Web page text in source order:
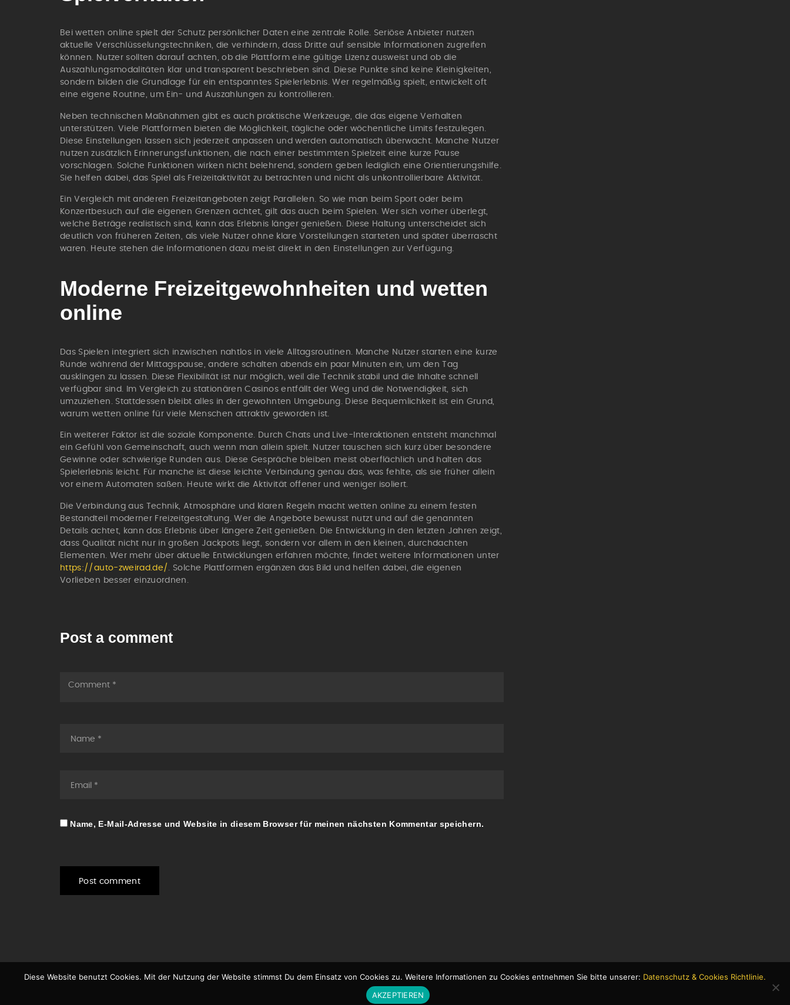
Bei wetten online spielt der Schutz persönlicher Daten eine zentrale Rolle. Seriöse Anbieter nutzen
aktuelle Verschlüsselungstechniken, die verhindern, dass Dritte auf sensible Informationen zugreifen
können. Nutzer sollten darauf achten, ob die Plattform eine gültige Lizenz ausweist und ob die
Auszahlungsmodalitäten klar und transparent beschrieben sind. Diese Punkte sind keine Kleinigkeiten,
sondern bilden die Grundlage für ein entspanntes Spielerlebnis. Wer regelmäßig spielt, entwickelt oft
eine eigene Routine, um Ein- und Auszahlungen zu kontrollieren.
Neben technischen Maßnahmen gibt es auch praktische Werkzeuge, die das eigene Verhalten
unterstützen. Viele Plattformen bieten die Möglichkeit, tägliche oder wöchentliche Limits festzulegen.
Diese Einstellungen lassen sich jederzeit anpassen und werden automatisch überwacht. Manche Nutzer
nutzen zusätzlich Erinnerungsfunktionen, die nach einer bestimmten Spielzeit eine kurze Pause
vorschlagen. Solche Funktionen wirken nicht belehrend, sondern geben lediglich eine Orientierungshilfe.
Sie helfen dabei, das Spiel als Freizeitaktivität zu betrachten und nicht als unkontrollierbare Aktivität.
Ein Vergleich mit anderen Freizeitangeboten zeigt Parallelen. So wie man beim Sport oder beim
Konzertbesuch auf die eigenen Grenzen achtet, gilt das auch beim Spielen. Wer sich vorher überlegt,
welche Beträge realistisch sind, kann das Erlebnis länger genießen. Diese Haltung unterscheidet sich
deutlich von früheren Zeiten, als viele Nutzer ohne klare Vorstellungen starteten und später überrascht
waren. Heute stehen die Informationen dazu meist direkt in den Einstellungen zur Verfügung.
Moderne Freizeitgewohnheiten und wetten
online
Das Spielen integriert sich inzwischen nahtlos in viele Alltagsroutinen. Manche Nutzer starten eine kurze
Runde während der Mittagspause, andere schalten abends ein paar Minuten ein, um den Tag
ausklingen zu lassen. Diese Flexibilität ist nur möglich, weil die Technik stabil und die Inhalte schnell
verfügbar sind. Im Vergleich zu stationären Casinos entfällt der Weg und die Notwendigkeit, sich
umzuziehen. Stattdessen bleibt alles in der gewohnten Umgebung. Diese Bequemlichkeit ist ein Grund,
warum wetten online für viele Menschen attraktiv geworden ist.
Ein weiterer Faktor ist die soziale Komponente. Durch Chats und Live-Interaktionen entsteht manchmal
ein Gefühl von Gemeinschaft, auch wenn man allein spielt. Nutzer tauschen sich kurz über besondere
Gewinne oder schwierige Runden aus. Diese Gespräche bleiben meist oberflächlich und halten das
Spielerlebnis leicht. Für manche ist diese leichte Verbindung genau das, was fehlte, als sie früher allein
vor einem Automaten saßen. Heute wirkt die Aktivität offener und weniger isoliert.
Die Verbindung aus Technik, Atmosphäre und klaren Regeln macht wetten online zu einem festen
Bestandteil moderner Freizeitgestaltung. Wer die Angebote bewusst nutzt und auf die genannten
Details achtet, kann das Erlebnis über längere Zeit genießen. Die Entwicklung in den letzten Jahren zeigt,
dass Qualität nicht nur in großen Jackpots liegt, sondern vor allem in den kleinen, durchdachten
Elementen. Wer mehr über aktuelle Entwicklungen erfahren möchte, findet weitere Informationen unter
https://auto-zweirad.de/
. Solche Plattformen ergänzen das Bild und helfen dabei, die eigenen
Vorlieben besser einzuordnen.
Post a comment
Name, E-Mail-Adresse und Website in diesem Browser für meinen nächsten Kommentar speichern.
Post comment
Diese Website benutzt Cookies. Mit der Nutzung der Website stimmst Du dem Einsatz von Cookies zu. Weitere Informationen zu Cookies entnehmen Sie bitte unserer: Datenschutz & Cookies Richtlinie.
AKZEPTIEREN